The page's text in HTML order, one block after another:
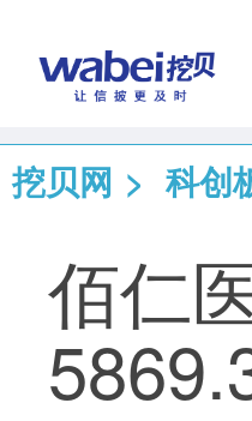
挖贝网 > 科创
佰仁